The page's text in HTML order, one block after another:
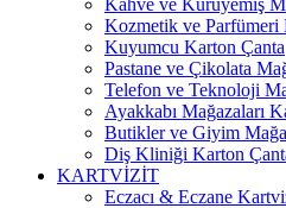
Kahve ve Kuruyemiş
Kozmetik ve Parfümeri
Kuyumcu Karton Çanta
Pastane ve Çikolata
Telefon ve Teknoloji
Ayakkabı Mağazaları
Butikler ve Giyim
Diş Kliniği Karton
KARTVİZİT
Eczacı & Eczane